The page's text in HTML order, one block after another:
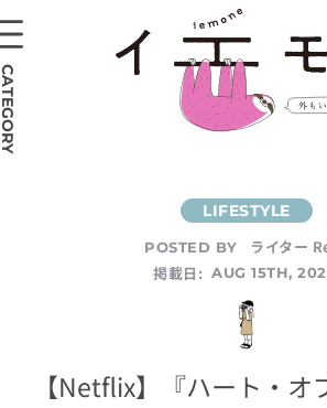
POSTED BY
ライター
掲載日: AUG 15TH,
【Netflix】『ハート・オ